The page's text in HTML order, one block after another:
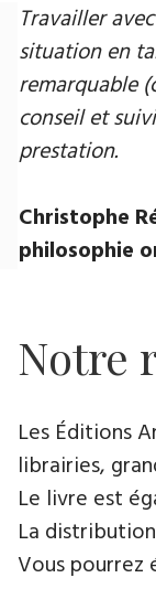
Travailler
situation en
remarquable
conseil et
prestation.
Christophe
philosophie
Notre
Les Éditions
librairies,
Le livre est
La
Vous pourrez